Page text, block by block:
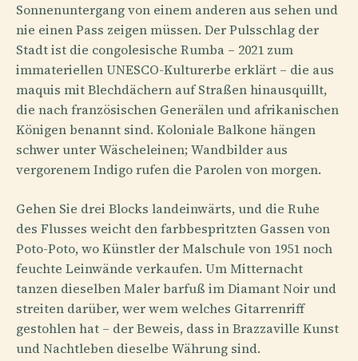
Sonnenuntergang von einem anderen aus sehen und
nie einen Pass zeigen müssen. Der Pulsschlag der
Stadt ist die congolesische Rumba – 2021 zum
immateriellen UNESCO-Kulturerbe erklärt – die aus
maquis mit Blechdächern auf Straßen hinausquillt,
die nach französischen Generälen und afrikanischen
Königen benannt sind. Koloniale Balkone hängen
schwer unter Wäscheleinen; Wandbilder aus
vergorenem Indigo rufen die Parolen von morgen.
Gehen Sie drei Blocks landeinwärts, und die Ruhe
des Flusses weicht den farbbespritzten Gassen von
Poto-Poto, wo Künstler der Malschule von 1951 noch
feuchte Leinwände verkaufen. Um Mitternacht
tanzen dieselben Maler barfuß im Diamant Noir und
streiten darüber, wer wem welches Gitarrenriff
gestohlen hat – der Beweis, dass in Brazzaville Kunst
und Nachtleben dieselbe Währung sind.